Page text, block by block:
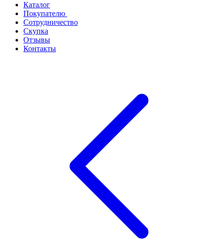
Каталог
Покупателю
Сотрудничество
Скупка
Отзывы
Контакты